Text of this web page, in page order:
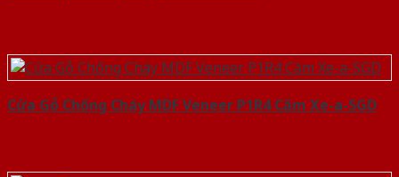
Cửa Gỗ Chống Cháy MDF Veneer P1R4 Căm Xe-a-SGD